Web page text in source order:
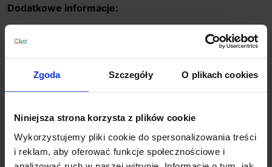
Zgoda Szczegóły O plikach cookies
Niniejsza strona korzysta z plików cookie
Wykorzystujemy pliki cookie do spersonalizowania treści
i reklam, aby oferować funkcje społecznościowe i
Dodatkowe informacje:
Zawiera zintegrowane źródło światła LED
Zawiera zasilacz
Produkt przygotowywany na indywidualne
zamówienie. Zgodnie z regulaminem sklepu tego
typu towary nie podlegają zwrotom